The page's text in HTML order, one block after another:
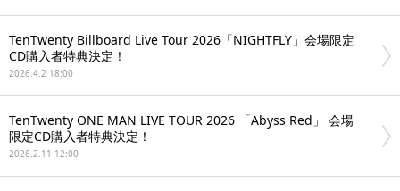
TenTwenty Billboard Live Tour 2026「NIGHTFLY」会場限定
CD購入者特典決定！
2026.4.2 18:00
TenTwenty ONE MAN LIVE TOUR 2026 「Abyss Red」 会場
限定CD購入者特典決定！
2026.2.11 12:00